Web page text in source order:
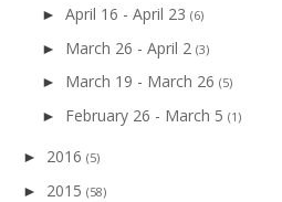
► April 16 - April 23 (6)
► March 26 - April 2 (3)
► March 19 - March 26 (5)
► February 26 - March 5 (1)
► 2016 (5)
► 2015 (58)